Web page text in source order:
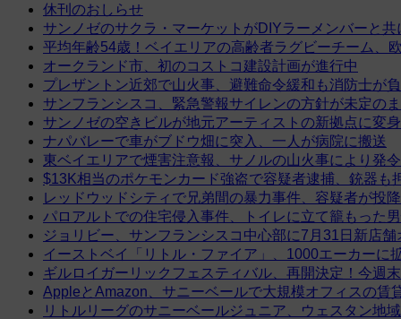
休刊のおしらせ
サンノゼのサクラ・マーケットがDIYラーメンバーと共
平均年齢54歳！ベイエリアの高齢者ラグビーチーム、
オークランド市、初のコストコ建設計画が進行中
プレザントン近郊で山火事、避難命令緩和も消防士が
サンフランシスコ、緊急警報サイレンの方針が未定の
サンノゼの空きビルが地元アーティストの新拠点に変身
ナパバレーで車がブドウ畑に突入、一人が病院に搬送
東ベイエリアで煙害注意報、サノルの山火事により発令
$13K相当のポケモンカード強盗で容疑者逮捕、銃器も
レッドウッドシティで兄弟間の暴力事件、容疑者が投降
パロアルトでの住宅侵入事件、トイレに立て籠もった
ジョリビー、サンフランシスコ中心部に7月31日新店舗
イーストベイ「リトル・ファイア」、1000エーカーに
ギルロイガーリックフェスティバル、再開決定！今週
AppleとAmazon、サニーベールで大規模オフィスの賃
リトルリーグのサニーベールジュニア、ウェスタン地